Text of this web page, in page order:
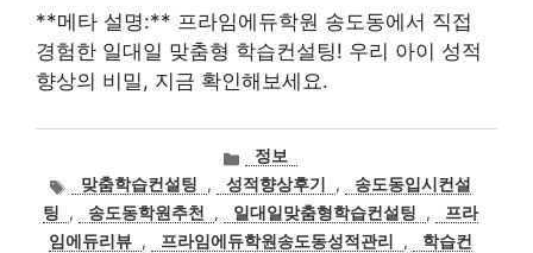
**메타 설명:** 프라임에듀학원 송도동에서 직접
경험한 일대일 맞춤형 학습컨설팅! 우리 아이 성적
향상의 비밀, 지금 확인해보세요.
카
테
고
리
정보
태맞춤학습컨설팅 , 성적향상후기 ,
송도동입시컨설
팅
, 송도동학원추천 , 일대일맞춤형학습컨설팅 ,
프라
임에듀리뷰 , 프라임에듀학원송도동성적관리 ,
학습컨